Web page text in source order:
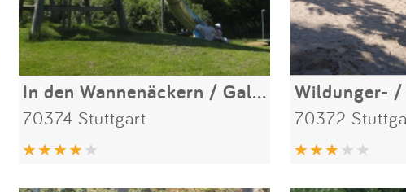
In den Wannenäckern / Galgenäcker
70374 Stuttgart 70372